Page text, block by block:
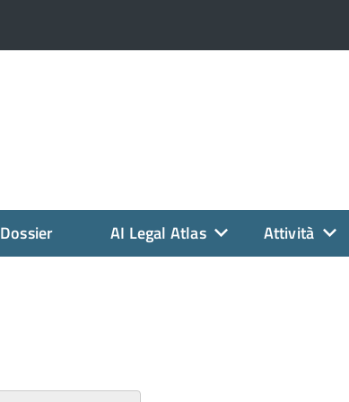
Dossier AI Legal Atlas
Attività